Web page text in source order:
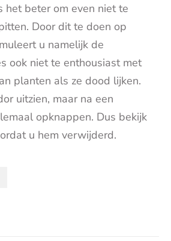
het beter om even niet te
Door dit te doen op
u namelijk de
ook niet te enthousiast met
planten als ze dood lijken.
uitzien, maar na een
opknappen. Dus bekijk
u hem verwijderd.